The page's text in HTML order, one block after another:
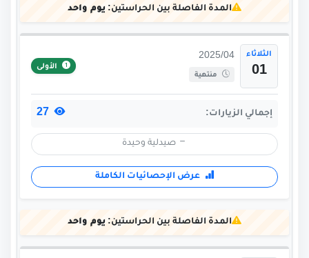
المدة الفاصلة بين الحراستين: يوم واحد
الثلاثاء
01
2025/04
منتهية
الأولى
إجمالي الزيارات:
صيدلية وحيدة
عرض الإحصائيات الكاملة
المدة الفاصلة بين الحراستين: يوم واحد